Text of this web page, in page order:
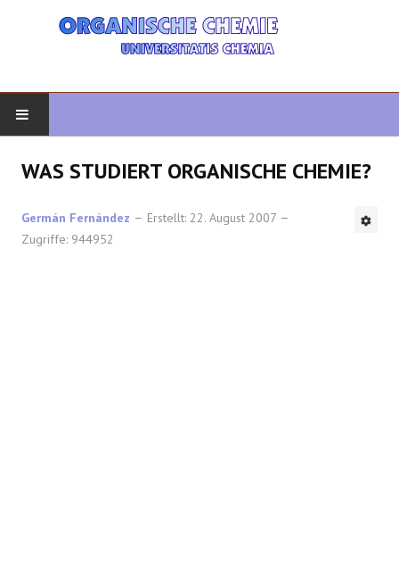
FORTGESCHRITTENE ORGANISCHE
WAS STUDIERT ORGANISCHE CHEMIE?
Germán Fernández
Erstellt: 22. August 2007
Zugriffe: 944952